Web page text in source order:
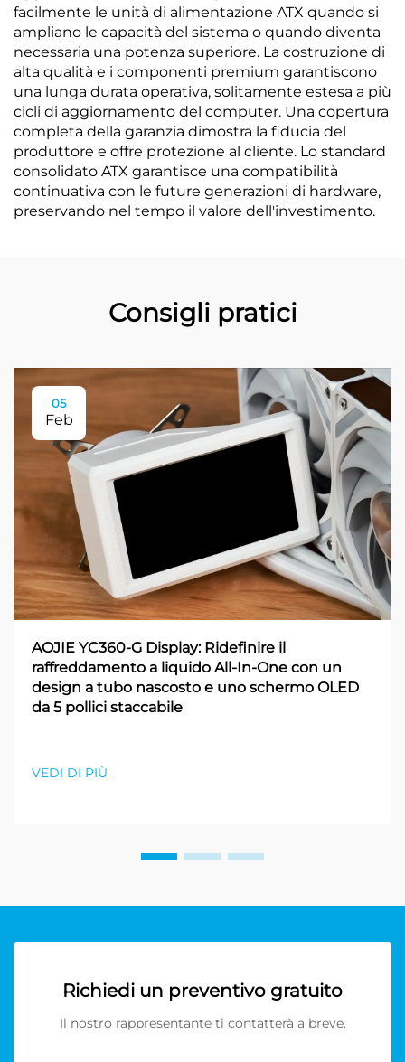
facilmente le unità di alimentazione ATX quando si
ampliano le capacità del sistema o quando diventa
necessaria una potenza superiore. La costruzione di
alta qualità e i componenti premium garantiscono
una lunga durata operativa, solitamente estesa a più
cicli di aggiornamento del computer. Una copertura
completa della garanzia dimostra la fiducia del
produttore e offre protezione al cliente. Lo standard
consolidato ATX garantisce una compatibilità
continuativa con le future generazioni di hardware,
preservando nel tempo il valore dell'investimento.
Consigli pratici
05
Feb
AOJIE YC360-G Display: Ridefinire il
raffreddamento a liquido All-In-One con un
design a tubo nascosto e uno schermo OLED
da 5 pollici staccabile
VEDI DI PIÙ
Richiedi un preventivo gratuito
Il nostro rappresentante ti contatterà a breve.